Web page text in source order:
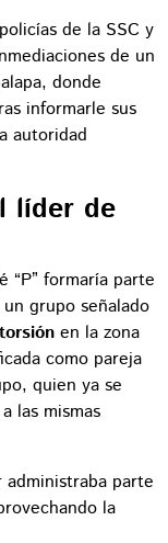
de la SSC y
de un
donde
informarle sus
autoridad
líder de
“P” formaría parte
grupo señalado
en la zona
como pareja
quien ya se
las mismas
parte
la